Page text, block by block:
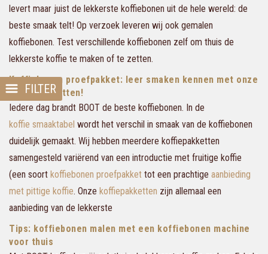
FILTER
levert maar juist de lekkerste koffiebonen uit de hele wereld: de
beste smaak telt! Op verzoek leveren wij ook gemalen
koffiebonen. Test verschillende koffiebonen zelf om thuis de
lekkerste koffie te maken of te zetten.
Koffiebonen proefpakket: leer smaken kennen met onze
koffiepakketten!
Iedere dag brandt BOOT de beste koffiebonen. In de
koffie smaaktabel wordt het verschil in smaak van de koffiebonen
duidelijk gemaakt. Wij hebben meerdere koffiepakketten
samengesteld variërend van een introductie met fruitige koffie
(een soort koffiebonen proefpakket tot een prachtige aanbieding
met pittige koffie. Onze koffiepakketten zijn allemaal een
aanbieding van de lekkerste
Tips: koffiebonen malen met een koffiebonen machine
voor thuis